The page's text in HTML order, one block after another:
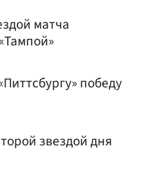
матча
победу
звездой дня